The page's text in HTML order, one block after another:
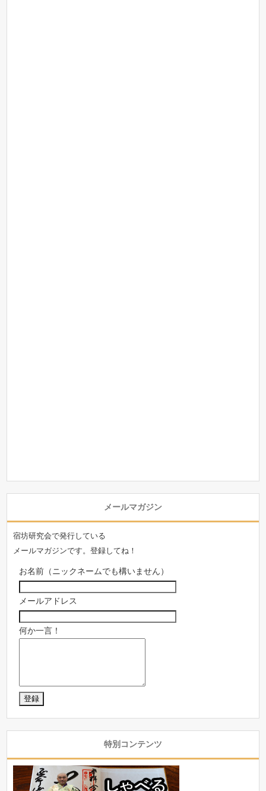
メールマガジン
宿坊研究会で発行している
メールマガジンです。登録してね！
お名前（ニックネームでも構いません）
メールアドレス
何か一言！
特別コンテンツ